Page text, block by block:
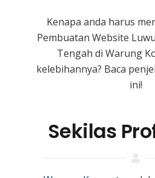
Kenapa anda harus
Pembuatan Website
Tengah di Warung
kelebihannya? Baca
ini!
Sekilas